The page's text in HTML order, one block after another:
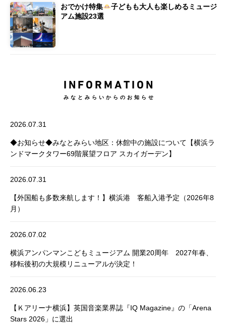
おでかけ特集
子どもも大人も楽しめるミュージ
アム施設23選
INFORMATION
みなとみらいからのお知らせ
2026.07.31
◆お知らせ◆みなとみらい地区：休館中の施設について【横浜ラ
ンドマークタワー69階展望フロア スカイガーデン】
2026.07.31
【外国船も多数来航します！】横浜港 客船入港予定（2026年8
月）
2026.07.02
横浜アンパンマンこどもミュージアム 開業20周年 2027年春、
移転後初の大規模リニューアルが決定！
2026.06.23
【Ｋアリーナ横浜】英国音楽業界誌『IQ Magazine』の「Arena
Stars 2026」に選出